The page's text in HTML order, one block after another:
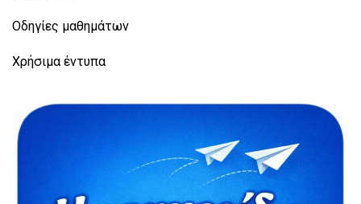
Οδηγίες μαθημάτων
Χρήσιμα έντυπα